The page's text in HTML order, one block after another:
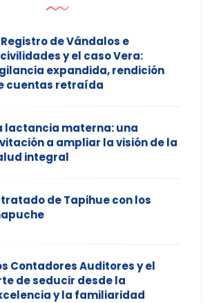
Registro de Vándalos e
y el caso Vera:
expandida, rendición
cuentas retraída
lactancia materna: una
a ampliar la visión de la
integral
tratado de Tapihue con los
Contadores Auditores y el
de seducir desde la
y la familiaridad